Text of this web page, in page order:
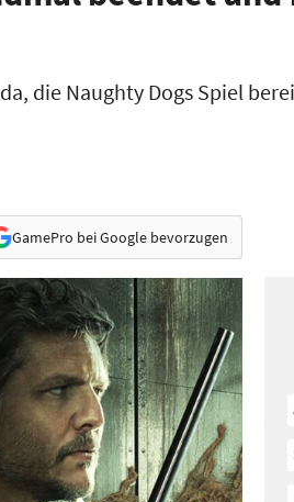
die Naughty Dogs Spiel
GamePro bei Google bevorzugen